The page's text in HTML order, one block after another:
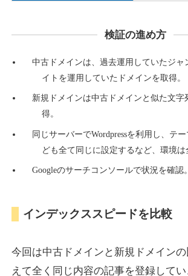
詳細を見る
countdown-x.com
ジャンル その他
39 外部リンク数479 ドメイン年
10,800円
詳細を見る
campus-web.jp
DA 38 外部リンク数 1151 ドメイン年
検証の進め方
中古ドメインは、過去運用していたジャ
イトを運用していたドメインを取得。
新規ドメインは中古ドメインと似た文字
得。
同じサーバーでWordpressを利用し、テ
ども全て同じに設定するなど、環境は
Googleのサーチコンソールで状況を確認。
インデックススピードを比較
今回は中古ドメインと新規ドメイン
えて全く同じ内容の記事を登録してい